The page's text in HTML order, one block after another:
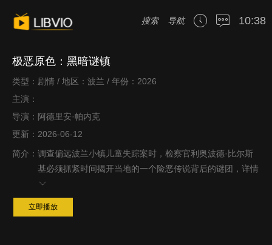
搜索 导航 10:38
极恶原色：黑暗谜镇
类型：剧情 / 地区：波兰 / 年份：2026
主演：
导演：阿德里安·帕内克
更新：2026-06-12
简介： 调查偏远波兰小镇儿童失踪案时，检察官利奥波德·比尔斯
基必须抓紧时间揭开当地的一个险恶传说背后的谜团， 详情
立即播放